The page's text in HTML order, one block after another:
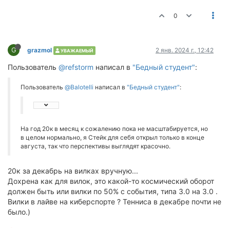
0
G grazmol УВАЖАЕМЫЙ 2 янв. 2024 г., 12:42
Пользователь @refstorm написал в "Бедный студент":
Пользователь @Balotelli написал в "Бедный студент":
На год 20к в месяц к сожалению пока не масштабируется, но
в целом нормально, я Стейк для себя открыл только в конце
августа, так что перспективы выглядят красочно.
20к за декабрь на вилках вручную...
Дохрена как для вилок, это какой-то космический оборот
должен быть или вилки по 50% с события, типа 3.0 на 3.0 .
Вилки в лайве на киберспорте ? Тенниса в декабре почти не
было.)